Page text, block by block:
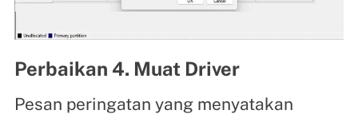
Perbaikan 4. Muat Driver
Pesan peringatan yang menyatakan